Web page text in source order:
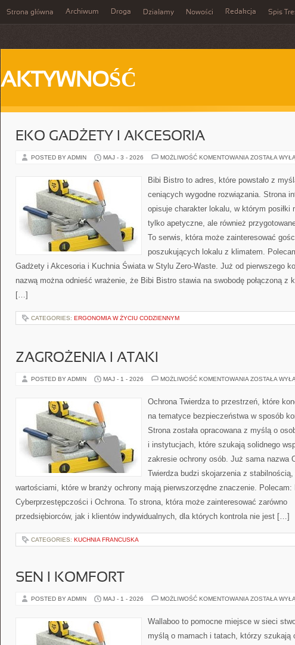
Strona główna Archiwum Droga Działamy Nowości Redakcja Spis
AKTYWNOŚĆ
EKO GADŻETY I AKCESORIA
POSTED BY ADMIN MAJ - 3 - 2026 MOŻLIWOŚĆ KOMENTOWANIA EKO
AKCESORIA
ZOSTAŁA
Bibi Bistro to adres, które powstało z
ceniących wygodne rozwiązania. Strona
opisuje charakter lokalu, w którym posiłki
tylko apetyczne, ale również
To serwis, która może zainteresować
poszukujących lokalu z klimatem.
Gadżety i Akcesoria i Kuchnia Świata w Stylu Zero-Waste. Już od pierwszego
nazwą można odnieść wrażenie, że Bibi Bistro stawia na swobodę połączoną z
[…]
CATEGORIES: ERGONOMIA W ŻYCIU CODZIENNYM
ZAGROŻENIA I ATAKI
POSTED BY ADMIN MAJ - 1 - 2026 MOŻLIWOŚĆ KOMENTOWANIA ZAGROŻENIA
ZOSTAŁA
Ochrona Twierdza to przestrzeń, które
na tematyce bezpieczeństwa w sposób
Strona została opracowana z myślą o
i instytucjach, które szukają solidnego
zakresie ochrony osób. Już sama nazwa
Twierdza budzi skojarzenia z
wartościami, które w branży ochrony mają pierwszorzędne znaczenie. Polecam:
Cyberprzestępczości i Ochrona. To strona, która może zainteresować zarówno
przedsiębiorców, jak i klientów indywidualnych, dla których kontrola nie jest […]
CATEGORIES: KUCHNIA FRANCUSKA
SEN I KOMFORT
POSTED BY ADMIN MAJ - 1 - 2026 MOŻLIWOŚĆ KOMENTOWANIA SEN
ZOSTAŁA
Wallaboo to pomocne miejsce w sieci
myślą o mamach i tatach, którzy szukają